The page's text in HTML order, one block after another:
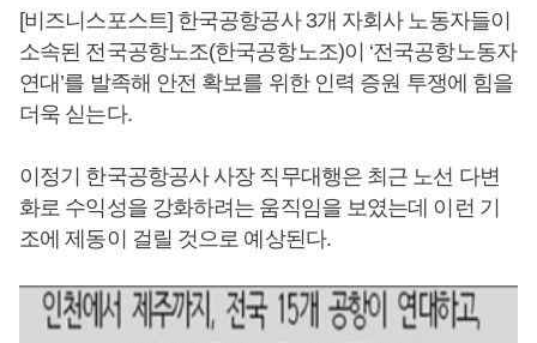
[비즈니스포스트] 한국공항공사 3개 자회사 노동자들이
소속된 전국공항노조(한국공항노조)이 ‘전국공항노동자
연대’를 발족해 안전 확보를 위한 인력 증원 투쟁에 힘을
더욱 싣는다.
이정기 한국공항공사 사장 직무대행은 최근 노선 다변
화로 수익성을 강화하려는 움직임을 보였는데 이런 기
조에 제동이 걸릴 것으로 예상된다.